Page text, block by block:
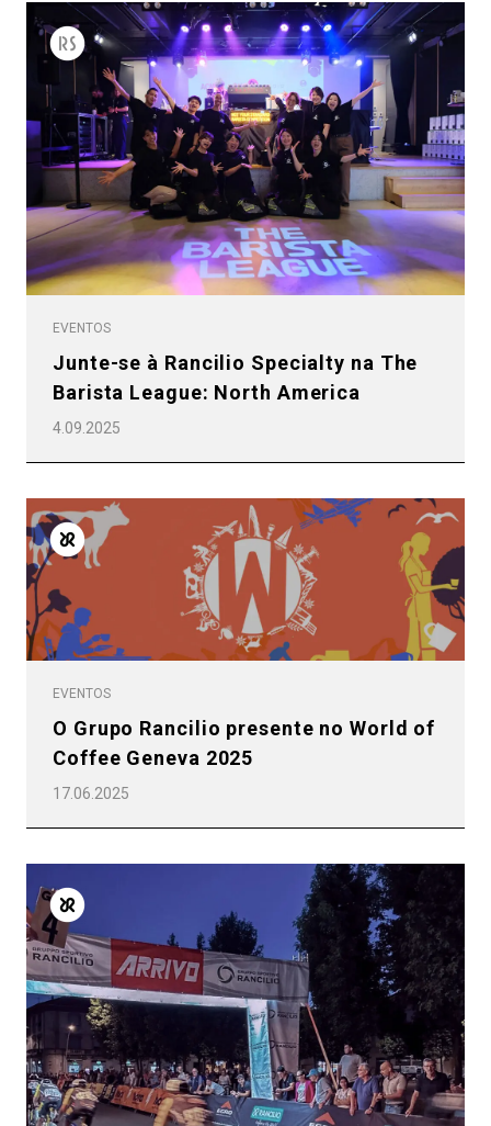
EVENTOS
Junte-se à Rancilio Specialty na The
Barista League: North America
4.09.2025
EVENTOS
O Grupo Rancilio presente no World of
Coffee Geneva 2025
17.06.2025